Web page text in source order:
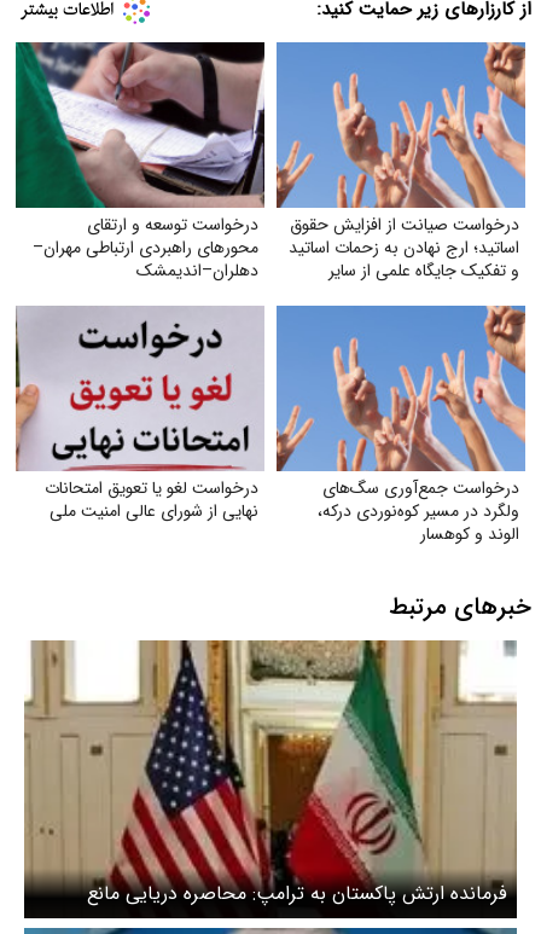
از کارزارهای زیر حمایت کنید:
درخواست صیانت از افزایش حقوق
اساتید؛ ارج نهادن به زحمات اساتید
و تفکیک جایگاه علمی از سایر
درخواست توسعه و ارتقای
محورهای راهبردی ارتباطی مهران–
دهلران–اندیمشک
درخواست جمع‌آوری سگ‌های
ولگرد در مسیر کوه‌نوردی درکه،
الوند و کوهسار
درخواست لغو یا تعویق امتحانات
نهایی از شورای عالی امنیت ملی
خبرهای مرتبط
فرمانده ارتش پاکستان به ترامپ: محاصره دریایی مانع
مذاکرات است